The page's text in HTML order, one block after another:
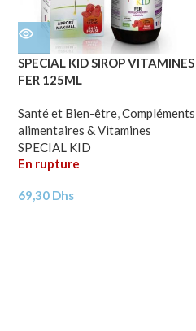
SPECIAL KID SIROP VITAMINES
FER 125ML
Santé et Bien-être,Compléments
alimentaires & Vitamines
SPECIAL KID
En rupture
69,30 Dhs